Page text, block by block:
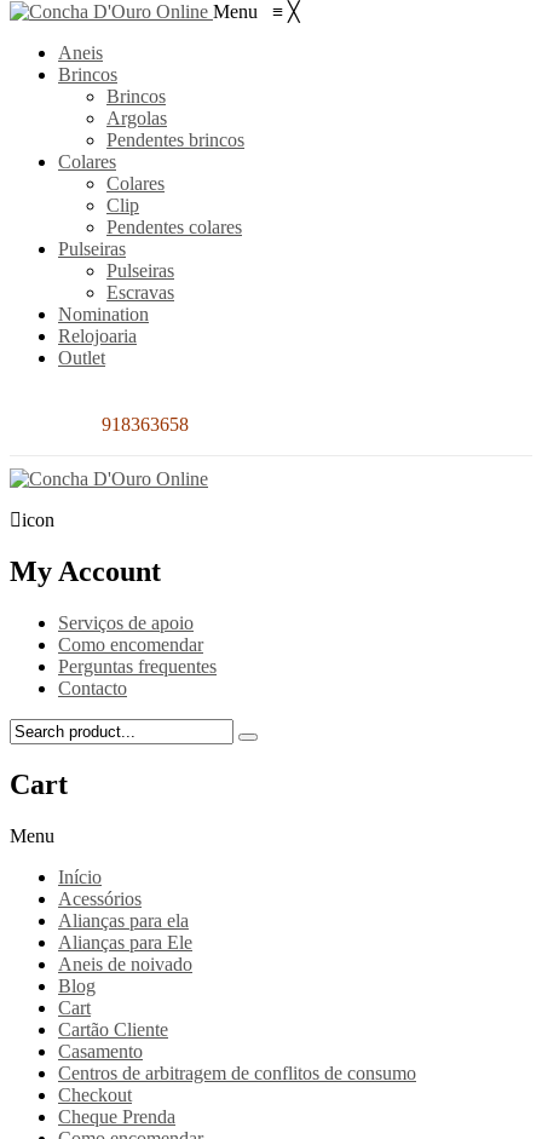
Menu ≡ ╳
Aneis
Brincos
Brincos
Argolas
Pendentes brincos
Colares
Colares
Clip
Pendentes colares
Pulseiras
Pulseiras
Escravas
Nomination
Relojoaria
Outlet
918363658
icon
My Account
Serviços de apoio
Como encomendar
Perguntas frequentes
Contacto
Cart
Menu
Início
Acessórios
Alianças para ela
Alianças para Ele
Aneis de noivado
Blog
Cart
Cartão Cliente
Casamento
Centros de arbitragem de conflitos de consumo
Checkout
Cheque Prenda